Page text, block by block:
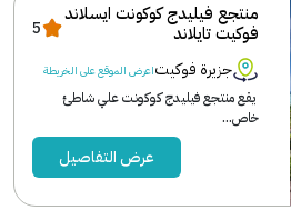
منتجع فيليدج كوكونت ايسلاند
فوكيت تايلاند
5
جزيرة فوكيتاعرض الموقع على الخريطة
يقع منتجع فيليدج كوكونت علي شاطئ
خاص...
عرض التفاصيل